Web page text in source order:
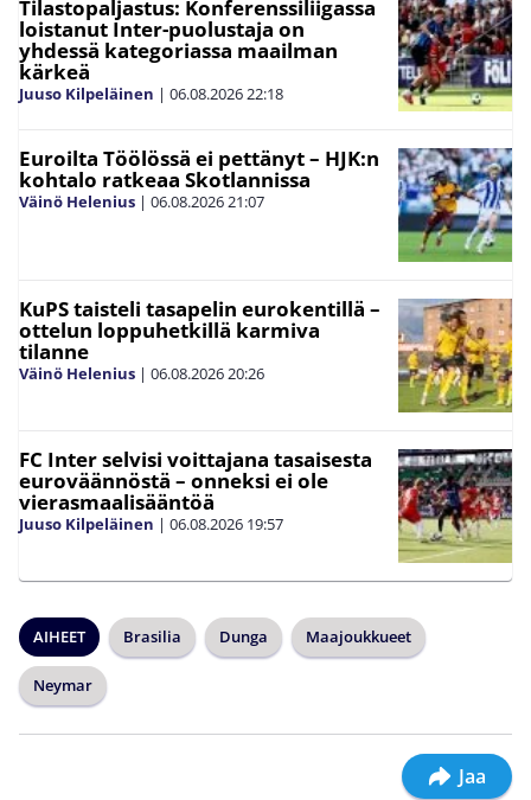
Tilastopaljastus: Konferenssiliigassa
loistanut Inter-puolustaja on
yhdessä kategoriassa maailman
kärkeä
Juuso Kilpeläinen | 06.08.202622:18
Euroilta Töölössä ei pettänyt – HJK:n
kohtalo ratkeaa Skotlannissa
Väinö Helenius | 06.08.202621:07
KuPS taisteli tasapelin eurokentillä –
ottelun loppuhetkillä karmiva
tilanne
Väinö Helenius | 06.08.202620:26
FC Inter selvisi voittajana tasaisesta
euroväännöstä – onneksi ei ole
vierasmaalisääntöä
Juuso Kilpeläinen | 06.08.2026 19:57
AIHEET Brasilia Dunga Maajoukkueet
Neymar
Jaa